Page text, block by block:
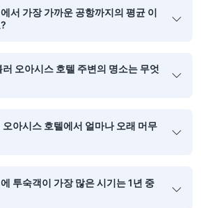
서 가장 가까운 공항까지의 평균 이
오아시스 호텔 주변의 명소는 무엇
아시스 호텔에서 얼마나 오래 머무
투숙객이 가장 많은 시기는 1년 중